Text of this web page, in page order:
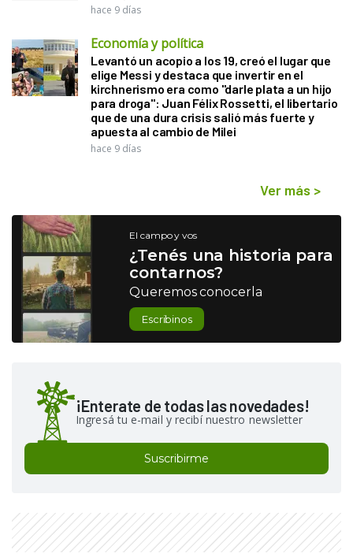
hace 9 días
Economía y política
Levantó un acopio a los 19, creó el lugar que
elige Messi y destaca que invertir en el
kirchnerismo era como "darle plata a un hijo
para droga": Juan Félix Rossetti, el libertario
que de una dura crisis salió más fuerte y
apuesta al cambio de Milei
hace 9 días
Ver más >
El campo y vos
¿Tenés una historia para
contarnos?
Queremos conocerla
Escribinos
¡Enterate de todas las novedades!
Ingresá tu e-mail y recibí nuestro newsletter
Suscribirme